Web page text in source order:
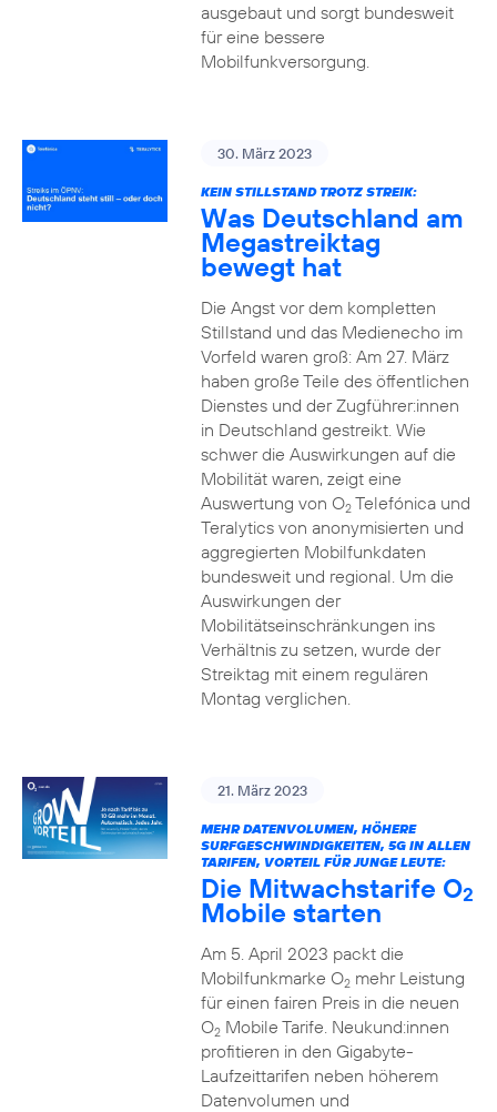
ausgebaut und sorgt bundesweit
für eine bessere
Mobilfunkversorgung.
30. März 2023
KEIN STILLSTAND TROTZ STREIK:
Was Deutschland am
Megastreiktag
bewegt hat
Die Angst vor dem kompletten
Stillstand und das Medienecho im
Vorfeld waren groß: Am 27. März
haben große Teile des öffentlichen
Dienstes und der Zugführer:innen
in Deutschland gestreikt. Wie
schwer die Auswirkungen auf die
Mobilität waren, zeigt eine
Auswertung von O2Telefónica und
Teralytics von anonymisierten und
aggregierten Mobilfunkdaten
bundesweit und regional. Um die
Auswirkungen der
Mobilitätseinschränkungen ins
Verhältnis zu setzen, wurde der
Streiktag mit einem regulären
Montag verglichen.
21. März 2023
MEHR DATENVOLUMEN, HÖHERE
SURFGESCHWINDIGKEITEN, 5G IN ALLEN
TARIFEN, VORTEIL FÜR JUNGE LEUTE:
Die Mitwachstarife O2
Mobile starten
Am 5. April 2023 packt die
Mobilfunkmarke O2mehr Leistung
für einen fairen Preis in die neuen
O2Mobile Tarife. Neukund:innen
profitieren in den Gigabyte-
Laufzeittarifen neben höherem
Datenvolumen und